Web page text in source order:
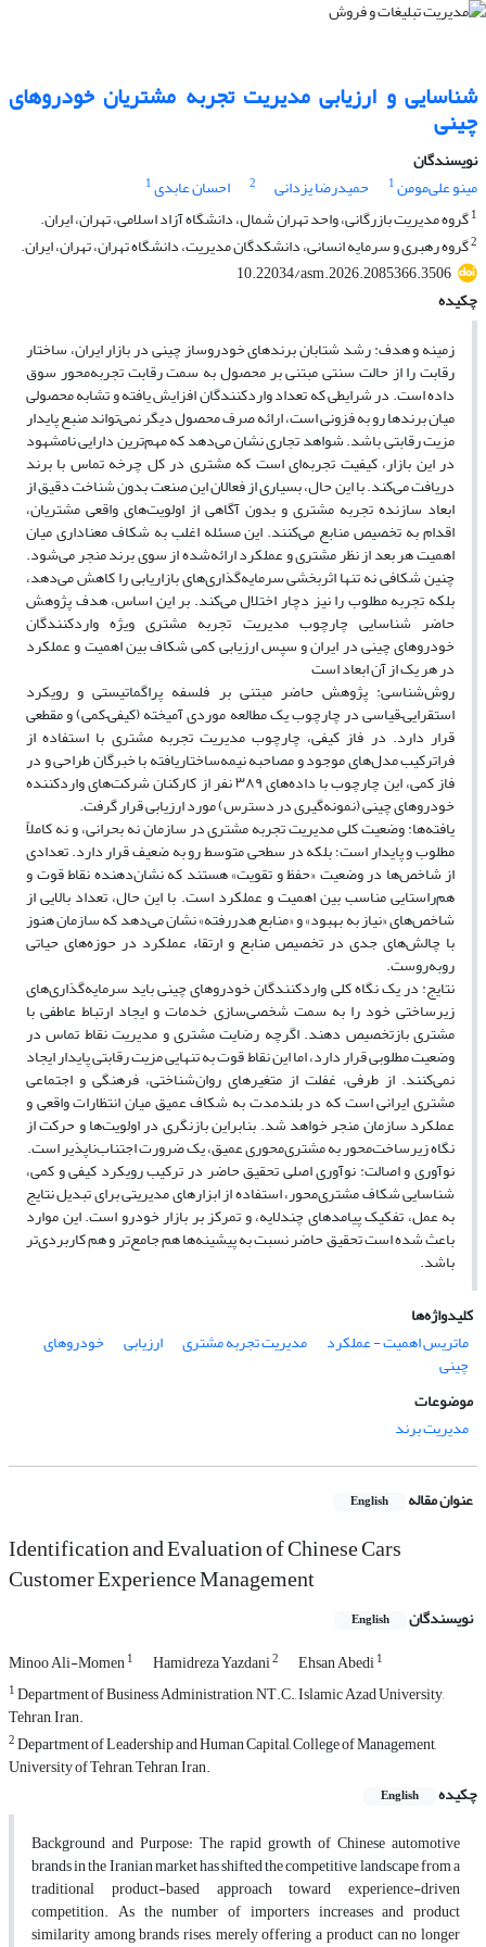
شناسایی و ارزیابی مدیریت تجربه مشتریان خودروهای
چینی
نویسندگان
مینو علی‌مومن1 حمیدرضا یزدانی 2 احسان عابدی1
1گروه مدیریت بازرگانی، واحد تهران شمال، دانشگاه آزاد اسلامی، تهران، ایران.
2گروه رهبری و سرمایه انسانی، دانشکدگان مدیریت، دانشگاه تهران، تهران، ایران.
10.22034/asm.2026.2085366.3506
چکیده
زمینه و هدف: رشد شتابان برندهای خودروساز چینی در بازار ایران، ساختار
رقابت را از حالت سنتی مبتنی بر محصول به سمت رقابت تجربه‌محور سوق
داده است. در شرایطی که تعداد واردکنندگان افزایش یافته و تشابه محصولی
میان برندها رو به فزونی است، ارائه صرف محصول دیگر نمی‌تواند منبع پایدار
مزیت رقابتی باشد. شواهد تجاری نشان می‌دهد که مهم‌ترین دارایی نامشهود
در این بازار، کیفیت تجربه‌ای است که مشتری در کل چرخه تماس با برند
دریافت می‌کند. با این حال، بسیاری از فعالان این صنعت بدون شناخت دقیق از
ابعاد سازنده تجربه مشتری و بدون آگاهی از اولویت‌های واقعی مشتریان،
اقدام به تخصیص منابع می‌کنند. این مسئله اغلب به شکاف معناداری میان
اهمیت هر بعد از نظر مشتری و عملکرد ارائه‌شده از سوی برند منجر می‌شود.
چنین شکافی نه تنها اثربخشی سرمایه‌گذاری‌های بازاریابی را کاهش می‌دهد،
بلکه تجربه مطلوب را نیز دچار اختلال می‌کند. بر این اساس، هدف پژوهش
حاضر شناسایی چارچوب مدیریت تجربه مشتری ویژه واردکنندگان
خودروهای چینی در ایران و سپس ارزیابی کمی شکاف بین اهمیت و عملکرد
در هر یک از آن ابعاد است
روش‌شناسی: پژوهش حاضر مبتنی بر فلسفه پراگماتیستی و رویکرد
استقرایی–قیاسی در چارچوب یک مطالعه موردی آمیخته (کیفی–کمی) و مقطعی
قرار دارد. در فاز کیفی، چارچوب مدیریت تجربه مشتری با استفاده از
فراترکیب مدل‌های موجود و مصاحبه نیمه‌ساختاریافته با خبرگان طراحی و در
فاز کمی، این چارچوب با داده‌های ۳۸۹ نفر از کارکنان شرکت‌های واردکننده
خودروهای چینی (نمونه‌گیری در دسترس) مورد ارزیابی قرار گرفت.
یافته‌ها: وضعیت کلی مدیریت تجربه مشتری در سازمان نه بحرانی، و نه کاملاً
مطلوب و پایدار است؛ بلکه در سطحی متوسط رو به ضعیف قرار دارد. تعدادی
از شاخص‌ها در وضعیت «حفظ و تقویت» هستند که نشان‌دهنده نقاط قوت و
هم‌راستایی مناسب بین اهمیت و عملکرد است. با این حال، تعداد بالایی از
شاخص‌های «نیاز به بهبود» و «منابع هدررفته» نشان می‌دهد که سازمان هنوز
با چالش‌های جدی در تخصیص منابع و ارتقاء عملکرد در حوزه‌های حیاتی
روبه‌روست.
نتایج: در یک نگاه کلی واردکنندگان خودروهای چینی باید سرمایه‌گذاری‌های
زیرساختی خود را به سمت شخصی‌سازی خدمات و ایجاد ارتباط عاطفی با
مشتری بازتخصیص دهند. اگرچه رضایت مشتری و مدیریت نقاط تماس در
وضعیت مطلوبی قرار دارد، اما این نقاط قوت به تنهایی مزیت رقابتی پایدار ایجاد
نمی‌کنند. از طرفی، غفلت از متغیرهای روان‌شناختی، فرهنگی و اجتماعی
مشتری ایرانی است که در بلندمدت به شکاف عمیق میان انتظارات واقعی و
عملکرد سازمان منجر خواهد شد. بنابراین بازنگری در اولویت‌ها و حرکت از
نگاه زیرساخت‌محور به مشتری‌محوری عمیق، یک ضرورت اجتناب‌ناپذیر است.
نوآوری و اصالت: نوآوری اصلی تحقیق حاضر در ترکیب رویکرد کیفی و کمی،
شناسایی شکاف مشتری‌محور، استفاده از ابزارهای مدیریتی برای تبدیل نتایج
به عمل، تفکیک پیامدهای چندلایه، و تمرکز بر بازار خودرو است. این موارد
باعث شده است تحقیق حاضر نسبت به پیشینه‌ها هم جامع‌تر و هم کاربردی‌تر
باشد.
کلیدواژه‌ها
ماتریس اهمیت - عملکرد
مدیریت تجربه مشتری ارزیابی خودروهای
چینی
موضوعات
مدیریت برند
عنوان مقاله English
Identification and Evaluation of Chinese Cars
Customer Experience Management
نویسندگان English
Minoo Ali-Momen1 Hamidreza Yazdani2 Ehsan Abedi1
1Department of Business Administration, NT.C., Islamic Azad University,
Tehran, Iran.
2Department of Leadership and Human Capital, College of Management,
University of Tehran, Tehran, Iran.
چکیده
English
Background and Purpose: The rapid growth of Chinese automotive
brands in the Iranian market has shifted the competitive landscape from a
traditional product-based approach toward experience-driven
competition. As the number of importers increases and product
similarity among brands rises, merely offering a product can no longer